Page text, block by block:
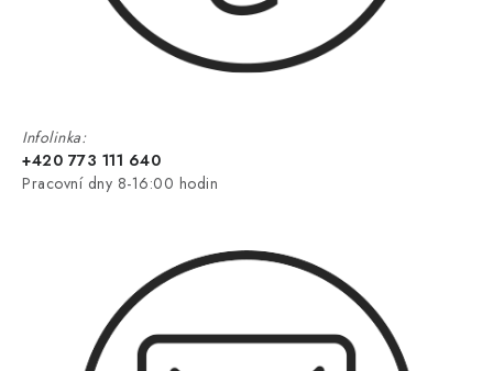
Infolinka:
+420 773 111 640
Pracovní dny 8-16:00 hodin